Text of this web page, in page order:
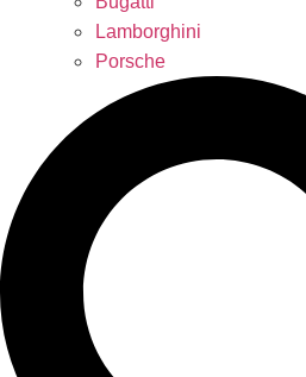
Lamborghini
Porsche